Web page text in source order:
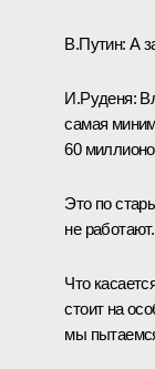
В.Путин: А
И.Руденя:
самая
60
Это по
не
Что
стоит на
мы